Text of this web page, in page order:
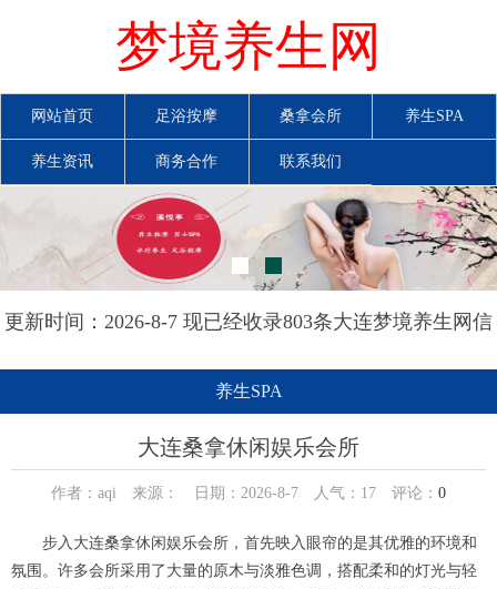
梦境养生网
网站首页 足浴按摩 桑拿会所 养生SPA
养生资讯 商务合作 联系我们
更新时间：2026-8-7 现已经收录803条大连梦境养生网信
养生SPA
大连桑拿休闲娱乐会所
作者：aqi 来源： 日期：2026-8-7 人气： 17 评论： 0
步入大连桑拿休闲娱乐会所，首先映入眼帘的是其优雅的环境和
氛围。许多会所采用了大量的原木与淡雅色调，搭配柔和的灯光与轻